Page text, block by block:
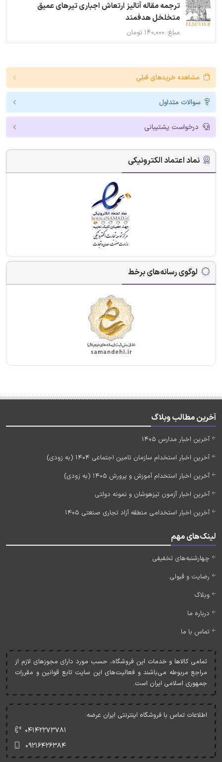
ترجمه مقاله آنالیز ارتعاش اجباری تیرهای عمیق
متخلخل هدفمند
مبلغ: ۱۴۰,۰۰۰ تومان
مشاهده خریدهای قبلی
سوالات متداول
درخواست پشتیبانی
نماد اعتماد الکترونیکی
لوگوی رسانه‌های برخط
آخرین مطالب وبلاگ
آخرین اخبار مدارس 1405
آخرین اخبار استخدام سازمان تامین اجتماعی 1404 (به زودی)
آخرین اخبار استخدام آموزش و پرورش 1405 (به زودی)
آخرین اخبار آزمون تیزهوشان و نمونه دولتی
آخرین اخبار استخدامی منطقه آزاد تجاری صنعتی 1405
لینک‌های مهم
چهارشنبه‌های تخفیفی
رضایت و قبولی
وبلاگ
درباره ما
تماس با ما
تمامی کالاها و خدمات اين فروشگاه، حسب مورد دارای مجوزهای لازم از
مراجع مربوطه می‌باشند و فعاليت‌های اين سايت تابع قوانين و مقررات
جمهوری اسلامی ايران است.
اطلاعات تماس با فروشگاه اینترنتی ایران عرضه:
۰۴۱۴۲۲۷۳۷۸۱
۰۹۲۱۶۴۲۶۳۸۴